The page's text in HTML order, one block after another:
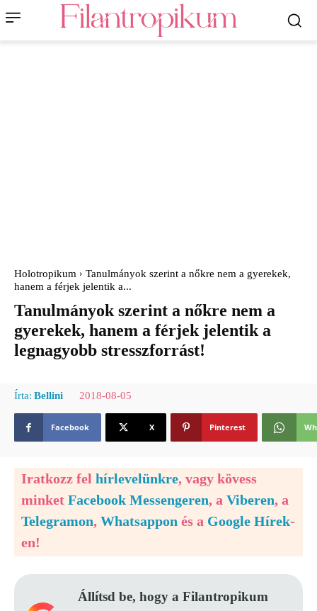
Holotropikum
Tanulmányok szerint a nőkre nem a gyerekek,
hanem a férjek jelentik a...
Tanulmányok szerint a nőkre nem a
gyerekek, hanem a férjek jelentik a
legnagyobb stresszforrást!
Írta: Bellini 2018-08-05
Facebook X Pinterest
Iratkozz fel hírlevelünkre, vagy kövess
minket Facebook Messengeren, a Viberen, a
Telegramon, Whatsappon és a Google Hírek-
en!
Állítsd be, hogy a Filantropikum